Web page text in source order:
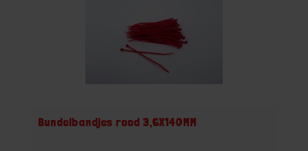
Bundelbandjes rood 3,6X140MM